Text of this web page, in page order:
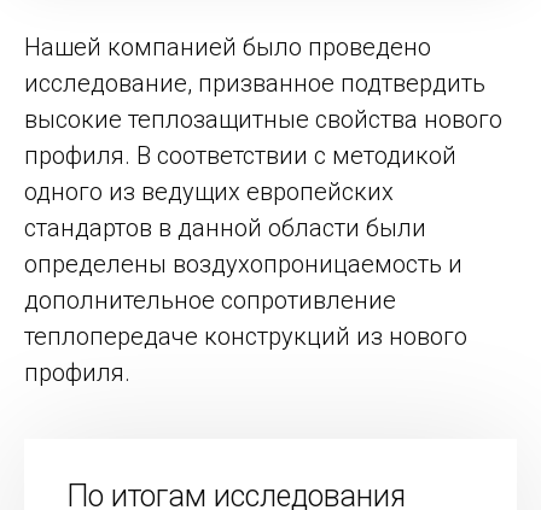
Нашей компанией было проведено
исследование, призванное подтвердить
высокие теплозащитные свойства нового
профиля. В соответствии с методикой
одного из ведущих европейских
стандартов в данной области были
определены воздухопроницаемость и
дополнительное сопротивление
теплопередаче конструкций из нового
профиля.
По итогам исследования